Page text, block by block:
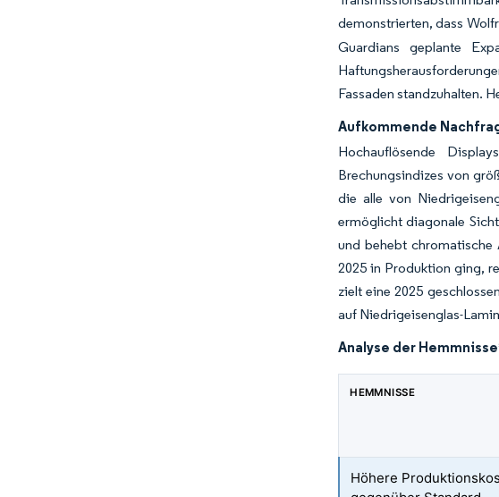
demonstrierten, dass
Guardians geplante
Fassaden standzuhalten.
Aufkommende
Hochauflösende
Brechungsindizes von
die alle von
ermöglicht diagonale
und behebt chromatische
2025 in Produktion ging,
zielt eine 2025
auf Niedrigeisenglas-
Analyse der Hemmnisse
HEMMNISSE
Höhere